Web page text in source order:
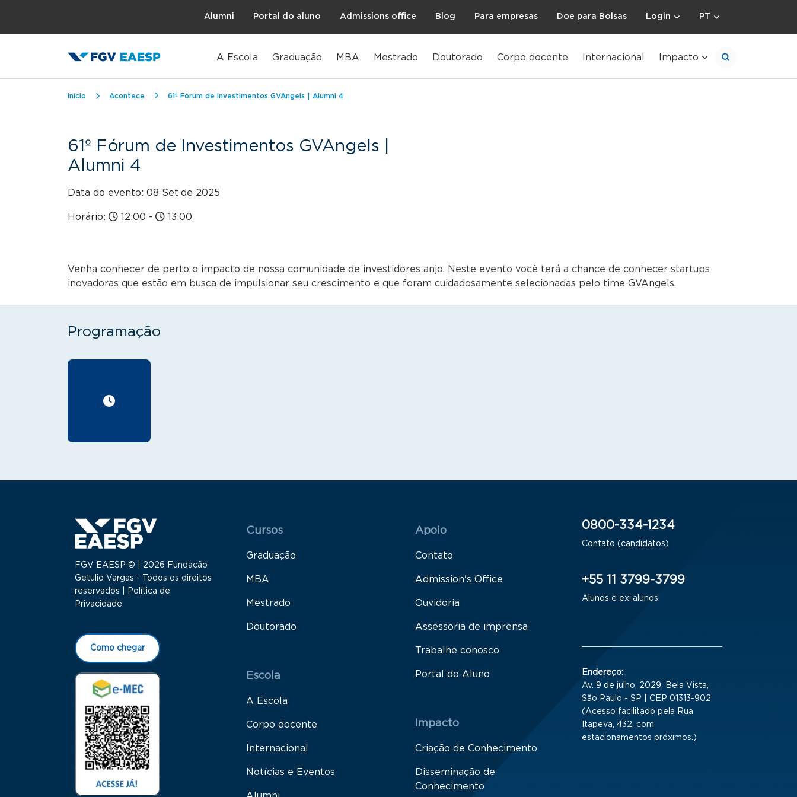
Alumni Portal do aluno Admissions office Blog Para empresas Doe para Bolsas Login PT
A Escola Graduação MBA Mestrado Doutorado Corpo docente Internacional Impacto
Trilha de navegação
Início Acontece 61º Fórum de Investimentos GVAngels | Alumni 4
61º Fórum de Investimentos GVAngels |
Alumni 4
Data do evento: 08 Set de 2025
Horário: 12:00 - 13:00
Venha conhecer de perto o impacto de nossa comunidade de investidores anjo. Neste evento você terá a chance de conhecer startups
inovadoras que estão em busca de impulsionar seu crescimento e que foram cuidadosamente selecionadas pelo time GVAngels.
Programação
FGV EAESP © | 2026 Fundação
Getulio Vargas - Todos os direitos
reservados |
Política de
Privacidade
Como chegar
Menu Rodapé 1
Cursos
Graduação
MBA
Mestrado
Doutorado
Escola
A Escola
Corpo docente
Internacional
Notícias e Eventos
Rodapé 2
Apoio
Contato
Admission's Office
Ouvidoria
Assessoria de imprensa
Trabalhe conosco
Portal do Aluno
Impacto
Criação de Conhecimento
Disseminação de
Conhecimento
0800-334-1234
Contato (candidatos)
+55 11 3799-3799
Alunos e ex-alunos
Endereço:
Av. 9 de julho, 2029, Bela Vista,
São Paulo - SP | CEP 01313-902
(Acesso facilitado pela Rua
Itapeva, 432, com
estacionamentos próximos.)